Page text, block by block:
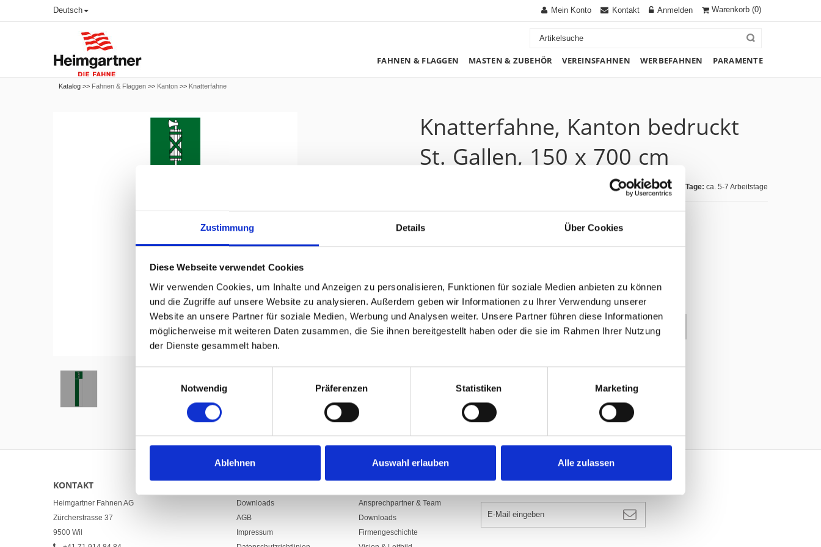
Zustimmung Details Über Cookies
Diese Webseite verwendet Cookies
Wir verwenden Cookies, um Inhalte und Anzeigen zu personalisieren, Funktionen für soziale Medien anbieten zu können
und die Zugriffe auf unsere Website zu analysieren. Außerdem geben wir Informationen zu Ihrer Verwendung unserer
Website an unsere Partner für soziale Medien, Werbung und Analysen weiter. Unsere Partner führen diese Informationen
möglicherweise mit weiteren Daten zusammen, die Sie ihnen bereitgestellt haben oder die sie im Rahmen Ihrer Nutzung
der Dienste gesammelt haben.
Notwendig
Präferenzen Statistiken Marketing
Ablehnen Auswahl erlauben Alle zulassen
Deutsch Warenkorb (0)
Mein Konto Kontakt Anmelden
FAHNEN & FLAGGEN MASTEN & ZUBEHÖR VEREINSFAHNEN WERBEFAHNEN PARAMENTE
Katalog >> Fahnen & Flaggen >> Kanton >> Knatterfahne
Hover to zoom
Knatterfahne, Kanton bedruckt
St. Gallen, 150 x 700 cm
Lieferzeit Tage: ca. 5-7 Arbeitstage
447.20 CHF
Art.Nr: A002244
1220.S150/700SG
In den Warenkorb
KONTAKT
Heimgartner Fahnen AG
Zürcherstrasse 37
9500 Wil
LINKS
Downloads
AGB
Impressum
UNTERNEHMEN
Ansprechpartner & Team
Downloads
Firmengeschichte
NEWSLETTER ANMELDEN